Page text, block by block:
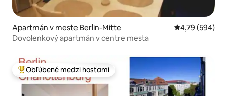
Apartmán v meste Berlin-Mitte Priemerné
4,79 (594)
Dovolenkový apartmán v centre mesta
Najobľúbenejšie medzi hosťami
Obľúbené medzi hosťami